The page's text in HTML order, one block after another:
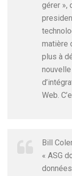
gérer »,
matière
plus à
Web.
Bill
« ASG